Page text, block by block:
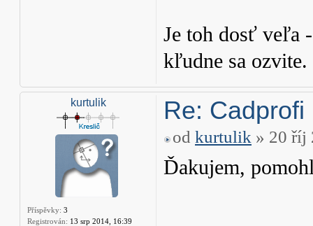
Je toh dosť veľa
kľudne sa ozvite.
kurtulik
Příspěvky: 3
Registrován: 13 srp 2014, 16:39
Re:
od kurtulik » 20 říj
Ďakujem,